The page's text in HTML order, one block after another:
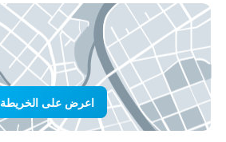
اعرض على الخريطة